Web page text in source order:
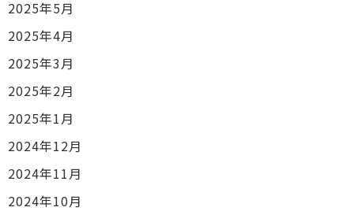
2025年5月
2025年4月
2025年3月
2025年2月
2025年1月
2024年12月
2024年11月
2024年10月